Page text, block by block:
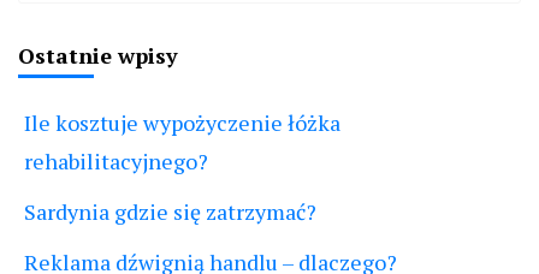
Ostatnie wpisy
Ile kosztuje wypożyczenie łóżka
rehabilitacyjnego?
Sardynia gdzie się zatrzymać?
Reklama dźwignią handlu – dlaczego?